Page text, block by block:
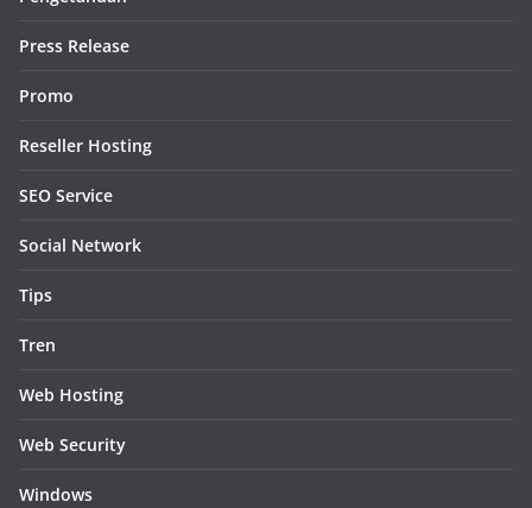
Press Release
Promo
Reseller Hosting
SEO Service
Social Network
Tips
Tren
Web Hosting
Web Security
Windows